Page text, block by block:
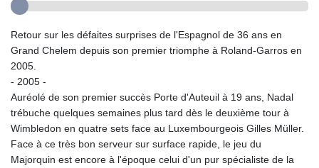
Retour sur les défaites surprises de l'Espagnol de 36 ans en
Grand Chelem depuis son premier triomphe à Roland-Garros en
2005.
- 2005 -
Auréolé de son premier succès Porte d'Auteuil à 19 ans, Nadal
trébuche quelques semaines plus tard dès le deuxième tour à
Wimbledon en quatre sets face au Luxembourgeois Gilles Müller.
Face à ce très bon serveur sur surface rapide, le jeu du
Majorquin est encore à l'époque celui d'un pur spécialiste de la